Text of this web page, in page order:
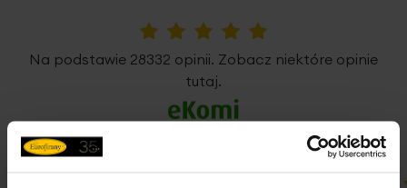
Pobierz instrukcję użytkowania i bezpieczeństwa produktu
Uniwersalna taśma marszcząca z funkcją tunelu
na drążek karnisza, jak i tradycyjnie z użyciem żabek lub
Kolekcję zasłon DORAzaprojektowaliśmy w wielu
rozmiarach oraz we wszystkich najpopularniejszych
sposobach zawieszenia - z pewnością znajdziesz najlepiej
Na podstawie 28332 opinii. Zobacz niektóre opinie
tutaj.